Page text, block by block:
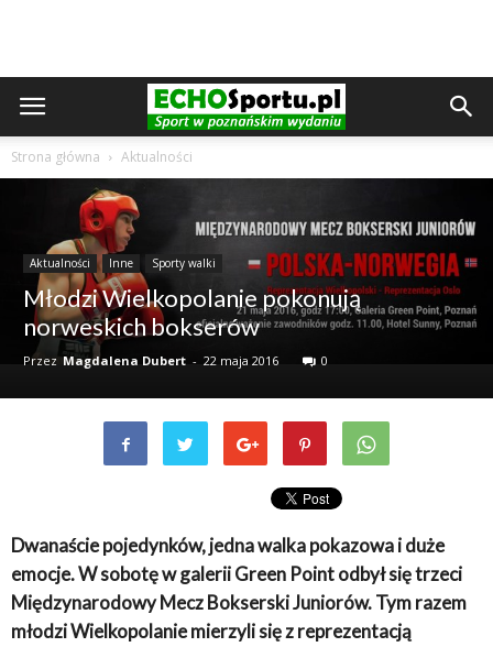
Strona główna Aktualności
Aktualności Inne Sporty walki
Młodzi Wielkopolanie pokonują
norweskich bokserów
Przez Magdalena Dubert - 22 maja 2016 0
Dwanaście pojedynków, jedna walka pokazowa i duże
emocje. W sobotę w galerii Green Point odbył się trzeci
Międzynarodowy Mecz Bokserski Juniorów. Tym razem
młodzi Wielkopolanie mierzyli się z reprezentacją